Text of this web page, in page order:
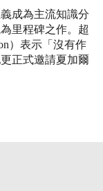
成為主流知識分
里程碑之作。超
）表示「沒有作
正式邀請夏加爾